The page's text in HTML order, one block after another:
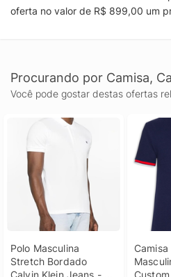
oferta no valor de R$ 899,00 um
Procurando por Camisa,
Você pode gostar destas ofertas
Polo Masculina
Stretch Bordado
Camisa